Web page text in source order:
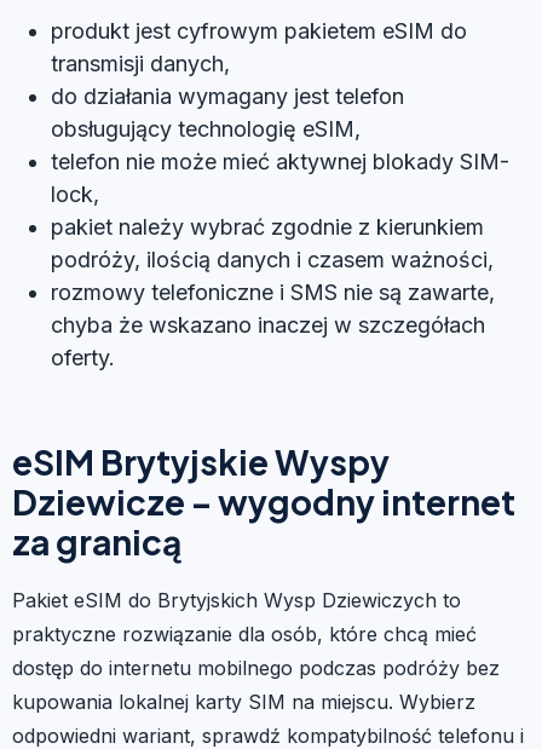
produkt jest cyfrowym pakietem eSIM do
transmisji danych,
do działania wymagany jest telefon
obsługujący technologię eSIM,
telefon nie może mieć aktywnej blokady SIM-
lock,
pakiet należy wybrać zgodnie z kierunkiem
podróży, ilością danych i czasem ważności,
rozmowy telefoniczne i SMS nie są zawarte,
chyba że wskazano inaczej w szczegółach
oferty.
eSIM Brytyjskie Wyspy
Dziewicze – wygodny internet
za granicą
Pakiet eSIM do Brytyjskich Wysp Dziewiczych to
praktyczne rozwiązanie dla osób, które chcą mieć
dostęp do internetu mobilnego podczas podróży bez
kupowania lokalnej karty SIM na miejscu. Wybierz
odpowiedni wariant, sprawdź kompatybilność telefonu i